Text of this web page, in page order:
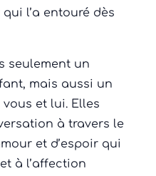
l’a entouré dès
seulement un
mais aussi un
et lui. Elles
à travers le
et d’espoir qui
à l’affection